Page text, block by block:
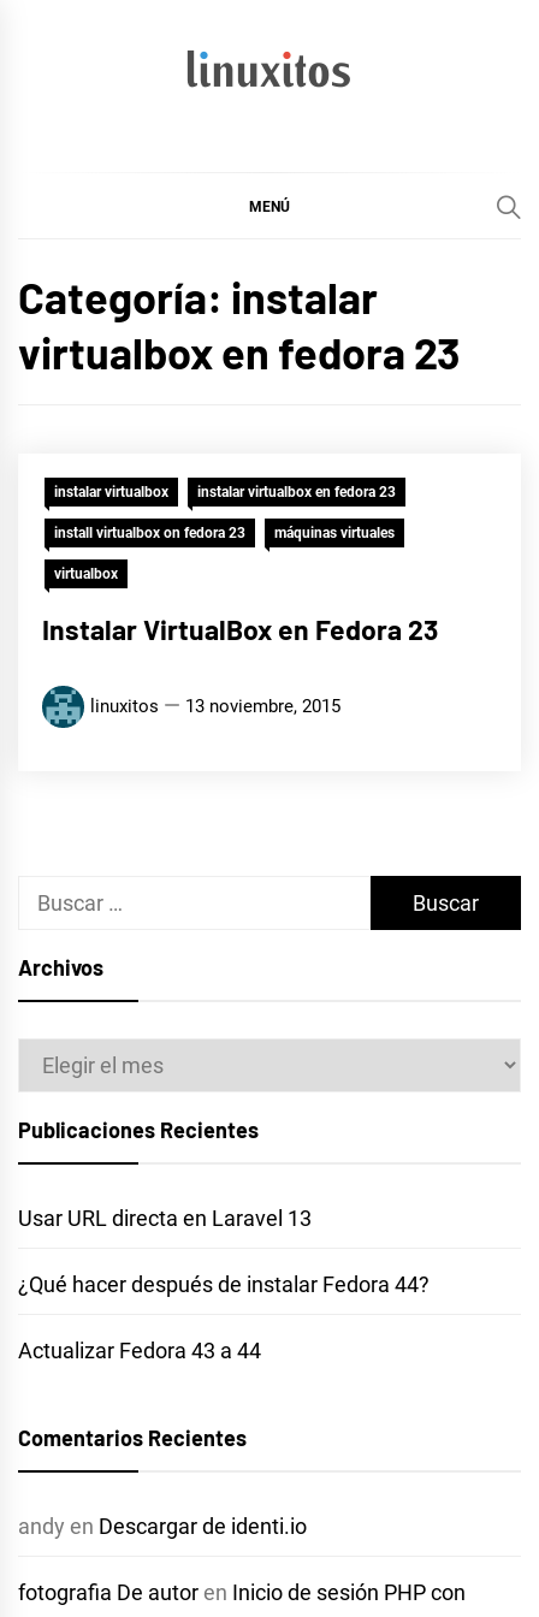
MENÚ
Categoría: instalar
virtualbox en fedora 23
instalar virtualbox instalar virtualbox en fedora 23
install virtualbox on fedora 23 máquinas virtuales
virtualbox
Instalar VirtualBox en Fedora 23
linuxitos 13 noviembre, 2015
Buscar:
Archivos
Archivos
Publicaciones Recientes
Usar URL directa en Laravel 13
¿Qué hacer después de instalar Fedora 44?
Actualizar Fedora 43 a 44
Comentarios Recientes
andy en Descargar de identi.io
fotografia De autor en Inicio de sesión PHP con